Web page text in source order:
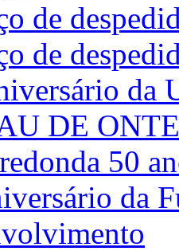
de
de
da
DE
50
da